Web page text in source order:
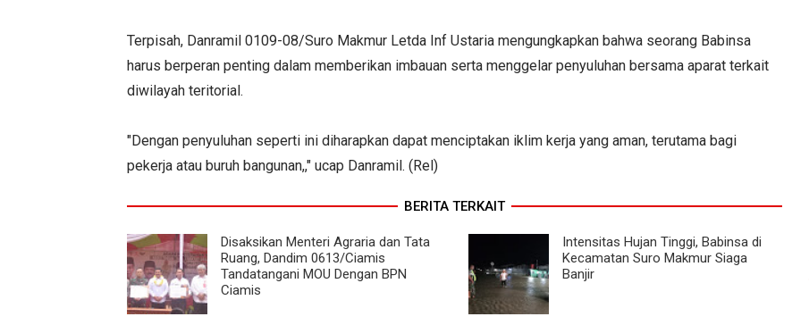
Terpisah, Danramil 0109-08/Suro Makmur Letda Inf Ustaria mengungkapkan bahwa seorang Babinsa
harus berperan penting dalam memberikan imbauan serta menggelar penyuluhan bersama aparat terkait
diwilayah teritorial.
"Dengan penyuluhan seperti ini diharapkan dapat menciptakan iklim kerja yang aman, terutama bagi
pekerja atau buruh bangunan,," ucap Danramil. (Rel)
BERITA TERKAIT
Disaksikan Menteri Agraria dan Tata
Ruang, Dandim 0613/Ciamis
Tandatangani MOU Dengan BPN
Ciamis
Intensitas Hujan Tinggi, Babinsa di
Kecamatan Suro Makmur Siaga
Banjir